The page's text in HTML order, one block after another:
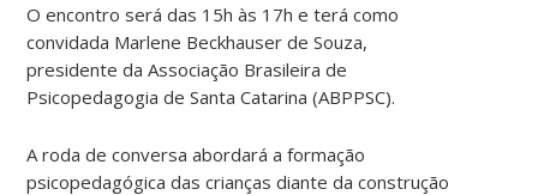
O encontro será das 15h às 17h e terá como
convidada Marlene Beckhauser de Souza,
presidente da Associação Brasileira de
Psicopedagogia de Santa Catarina (ABPPSC).
A roda de conversa abordará a formação
psicopedagógica das crianças diante da construção